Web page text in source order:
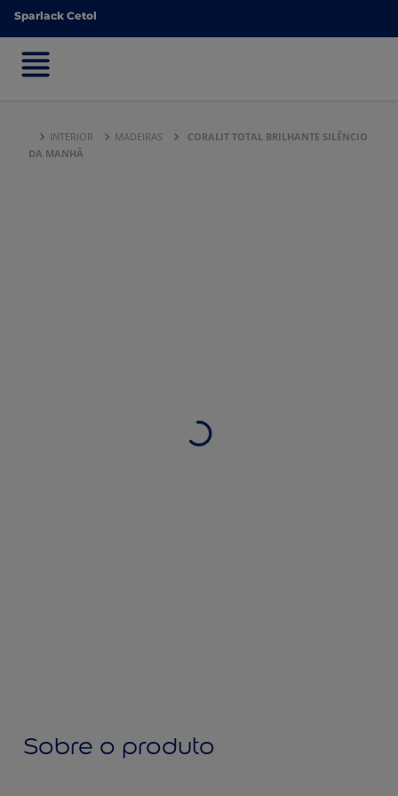
Sparlack Cetol
Sparlack Cetol
INTERIOR MADEIRAS
CORALIT TOTAL BRILHANTE SILÊNCIO
DA MANHÃ
Sobre o produto